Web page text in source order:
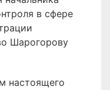
в сфере
Шарогорову
настоящего